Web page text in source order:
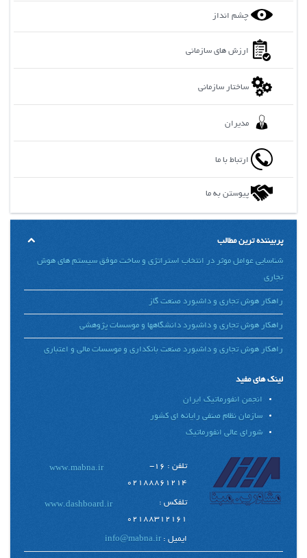
چشم انداز
ارزش های سازمانی
ساختار سازمانی
مدیران
ارتباط با ما
پیوستن به ما
پربیننده ترین مطالب
شناسایی عوامل موثر در انتخاب استراتژی و ساخت موفق سیستم های هوش
تجاری
راهکار هوش تجاری و داشبورد صنعت گاز
راهکار هوش تجاری و داشبورد دانشگاهها و موسسات پژوهشی
راهکار هوش تجاری و داشبورد صنعت بانکداری و موسسات مالی و اعتباری
لینک های مفید
انجمن انفورماتیک ایران
سازمان نظام صنفی رایانه ای کشور
شورای عالی انفورماتیک
www.mabna.ir
تلفن : 16-
02188861214
www.dashboard.ir
تلفکس :
02188312161
ایمیل :info@mabna.ir